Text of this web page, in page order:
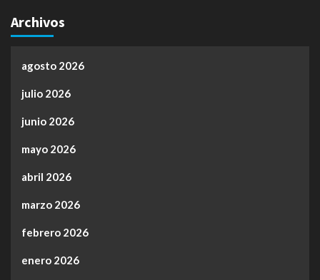
Archivos
agosto 2026
julio 2026
junio 2026
mayo 2026
abril 2026
marzo 2026
febrero 2026
enero 2026